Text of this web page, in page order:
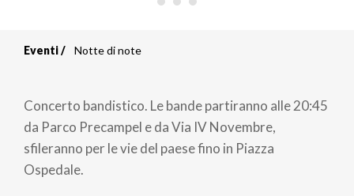
di
pane
Eventi Notte di note
Concerto bandistico. Le bande partiranno alle 20:45
da Parco Precampel e da Via IV Novembre,
sfileranno per le vie del paese fino in Piazza
Ospedale.